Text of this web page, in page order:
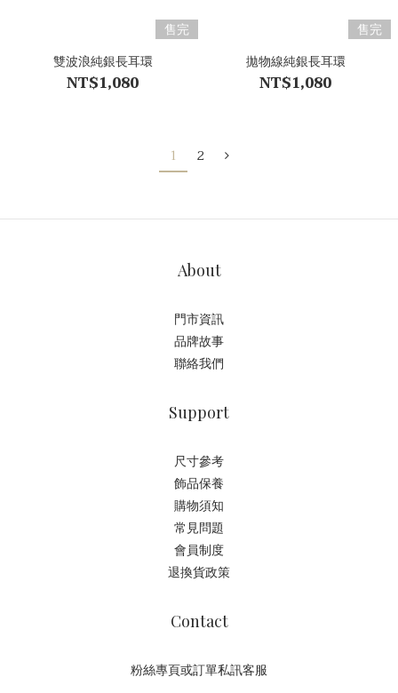
售完
雙波浪純銀長耳環
NT$1,080
售完
拋物線純銀長耳環
NT$1,080
1 2
About
門市資訊
品牌故事
聯絡我們
Support
尺寸參考
飾品保養
購物須知
常見問題
會員制度
退換貨政策
Contact
粉絲專頁或訂單私訊客服